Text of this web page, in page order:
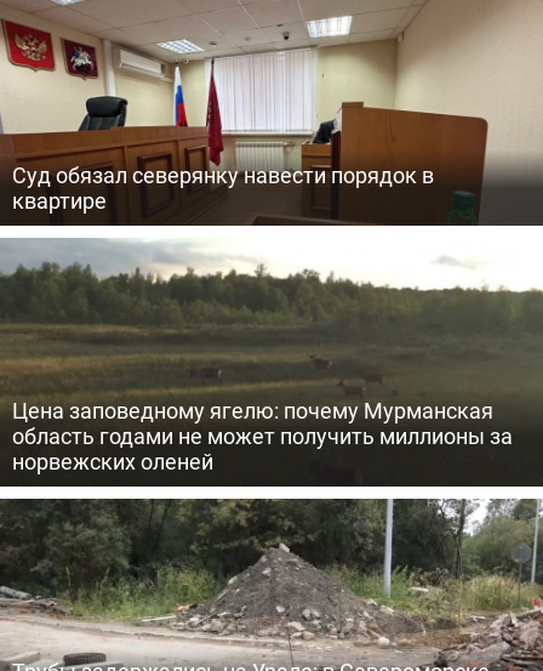
Суд обязал северянку навести порядок в
квартире
Цена заповедному ягелю: почему Мурманская
область годами не может получить миллионы за
норвежских оленей